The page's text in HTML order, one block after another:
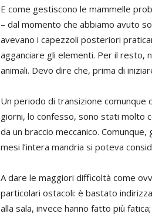
E come gestiscono le mammelle
– dal momento che abbiamo avuto
avevano i capezzoli posteriori
agganciare gli elementi. Per il resto,
animali. Devo dire che, prima di
Un periodo di transizione comunque
giorni, lo confesso, sono stati molto
da un braccio meccanico.
mesi l’intera mandria si poteva
A dare le maggiori difficoltà come
particolari ostacoli: è bastato
alla sala, invece hanno fatto più